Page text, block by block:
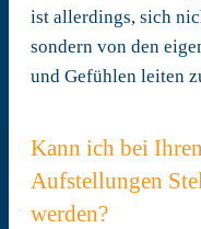
ist allerdings, sich
sondern von den
und Gefühlen leiten
Kann ich bei Ihren
Aufstellungen
werden?